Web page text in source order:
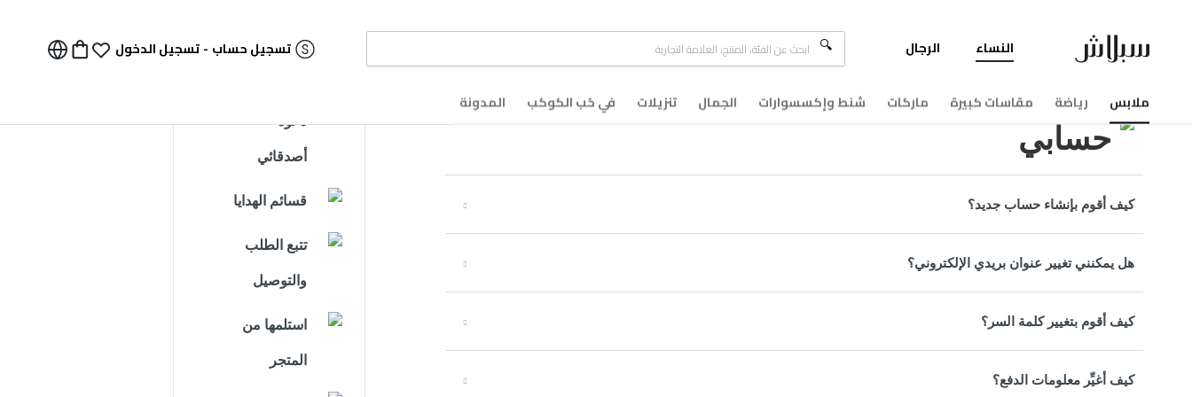
النساء
ملابس رياضة مقاسات كبيرة ماركات شنط وإكسسوارات الجمال تنزيلات في حُب الكوكب المدونة
الرجال تسجيل حساب -تسجيل الدخول
حسابي
كيف أقوم بإنشاء حساب جديد؟
هل يمكنني تغيير عنوان بريدي الإلكتروني؟
كيف أقوم بتغيير كلمة السر؟
كيف أغيِّر معلومات الدفع؟
دعوة
أصدقائي
قسائم الهدايا
تتبع الطلب
والتوصيل
استلمها من
المتجر